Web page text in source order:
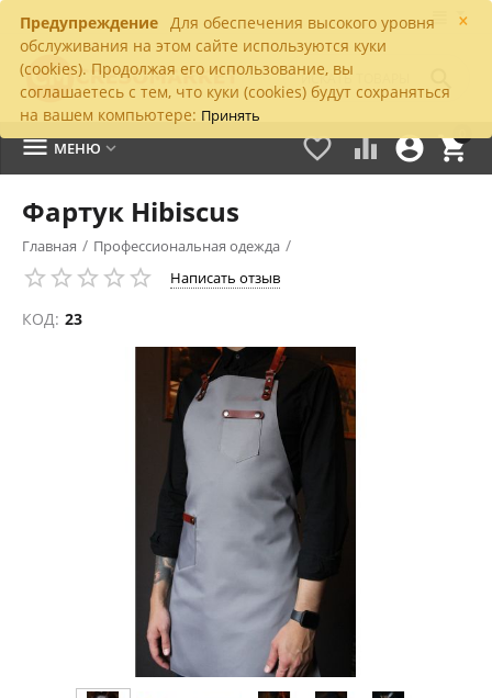
×
Предупреждение Для обеспечения высокого уровня
обслуживания на этом сайте используются куки
(cookies). Продолжая его использование, вы
соглашаетесь с тем, что куки (cookies) будут сохраняться
на вашем компьютере: Принять


 
 МЕНЮ 
Фартук Hibiscus
Главная / Профессиональная одежда /
Написать отзыв
КОД: 23